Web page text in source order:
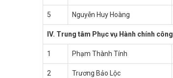
5 Nguyễn Huy Hoàng
IV. Trung tâm Phục vụ Hành chính công
1 Phạm Thành Tính
2 Trương Bảo Lộc